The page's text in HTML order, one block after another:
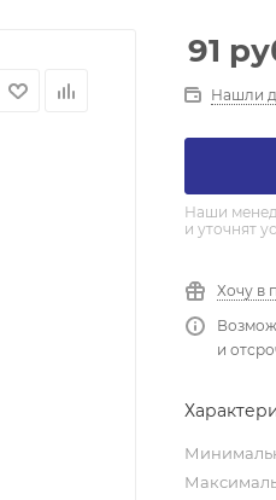
91
Нашли
Наши
и уточнят
Хочу в
и